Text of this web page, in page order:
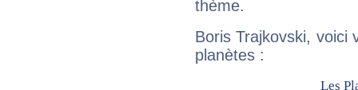
thème.
Boris Trajkovski, voici
planètes :